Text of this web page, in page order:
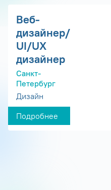
Веб-
дизайнер/
UI/UX
дизайнер
Санкт-
Петербург
Дизайн
Подробнее